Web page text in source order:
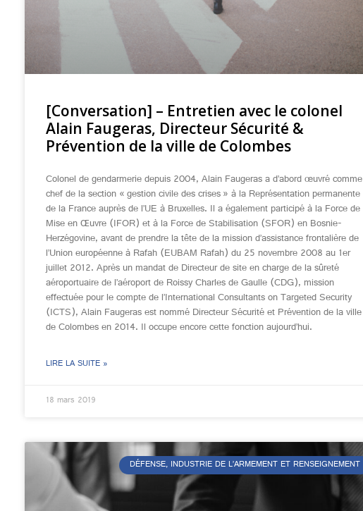
[Conversation] – Entretien avec le colonel
Alain Faugeras, Directeur Sécurité &
Prévention de la ville de Colombes
Colonel de gendarmerie depuis 2004, Alain Faugeras a d’abord œuvré comme
chef de la section « gestion civile des crises » à la Représentation permanente
de la France auprès de l’UE à Bruxelles. Il a également participé à la Force de
Mise en Œuvre (IFOR) et à la Force de Stabilisation (SFOR) en Bosnie-
Herzégovine, avant de prendre la tête de la mission d’assistance frontalière de
l’Union européenne à Rafah (EUBAM Rafah) du 25 novembre 2008 au 1er
juillet 2012. Après un mandat de Directeur de site en charge de la sûreté
aéroportuaire de l’aéroport de Roissy Charles de Gaulle (CDG), mission
effectuée pour le compte de l’International Consultants on Targeted Security
(ICTS), Alain Faugeras est nommé Directeur Sécurité et Prévention de la ville
de Colombes en 2014. Il occupe encore cette fonction aujourd’hui.
LIRE LA SUITE »
18 mars 2019
DÉFENSE, INDUSTRIE DE L’ARMEMENT ET RENSEIGNEMENT